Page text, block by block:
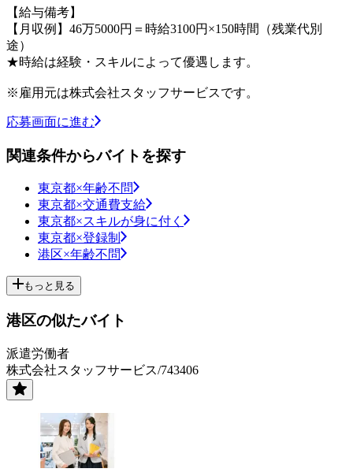
【給与備考】
【月収例】46万5000円＝時給3100円×150時間（残業代別
途）
★時給は経験・スキルによって優遇します。
※雇用元は株式会社スタッフサービスです。
応募画面に進む
関連条件からバイトを探す
東京都×年齢不問
東京都×交通費支給
東京都×スキルが身に付く
東京都×登録制
港区×年齢不問
もっと見る
港区の似たバイト
派遣労働者
株式会社スタッフサービス/743406